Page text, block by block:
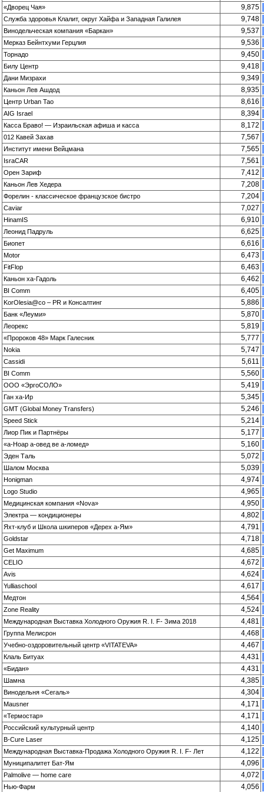
«Дворец Чая» 9,875
Служба здоровья Клалит, округ Хайфа и Западная Галилея 9,748
Винодельческая компания «Баркан» 9,537
Мерказ Бейнтхуми Герцлия 9,536
Торнадо 9,450
Билу Центр 9,418
Дани Мизрахи 9,349
Каньон Лев Ашдод 8,935
Центр Urban Tao 8,616
AIG Israel 8,394
Касса Браво! — Израильская афиша и касса 8,172
012 Кавей Захав 7,567
Институт имени Вейцмана 7,565
IsraCAR 7,561
Орен Зариф 7,412
Каньон Лев Хедера 7,208
Форелин - классическое французское бистро 7,204
Caviar 7,027
HinamIS 6,910
Леонид Падруль 6,625
Биопет 6,616
Motor 6,473
FitFlop 6,463
Каньон ха-Гадоль 6,462
BI Comm 6,405
KorOlesia@co – PR и Консалтинг 5,886
Банк «Леуми» 5,870
Леорекс 5,819
«Пророков 48» Марк Галесник 5,777
Nokia 5,747
Cassidi 5,611
BI Comm 5,560
ООО «ЭргоСОЛО» 5,419
Ган ха-Ир 5,345
GMT (Global Money Transfers) 5,246
Speed Stick 5,214
Лиор Пик и Партнёры 5,177
«а-Ноар а-овед ве а-ломед» 5,160
Эден Таль 5,072
Шалом Москва 5,039
Honigman 4,974
Logo Studio 4,965
Медицинская компания «Nova» 4,950
Электра — кондиционеры 4,802
Яхт-клуб и Школа шкиперов «Дерех а-Ям» 4,791
Goldstar 4,718
Get Maximum 4,685
CELIO 4,672
Avis 4,624
Yulliaschool 4,617
Медтон 4,564
Zone Reality 4,524
Международная Выставка Холодного Оружия R. I. F- Зима 2018 4,481
Группа Мелисрон 4,468
Учебно-оздорови­тельный центр «VITATEVA» 4,467
Клаль Битуах 4,431
«Бидан» 4,431
Шамна 4,385
Винодельня «Сегаль» 4,304
Mausner 4,171
«Термостар» 4,171
Российский культурный центр 4,140
B-Cure Laser 4,125
Международная Выставка-Продажа Холодного Оружия R. I. F- Лет 4,122
Муниципалитет Бат-Ям 4,096
Palmolive — home care 4,072
Нью-Фарм 4,056